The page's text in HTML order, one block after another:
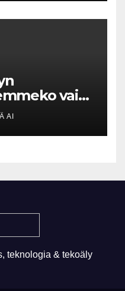
vain
vai
AI
teknologia & tekoäly